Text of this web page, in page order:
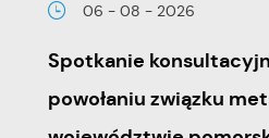
06 - 08 - 2026
Spotkanie
powołaniu związku